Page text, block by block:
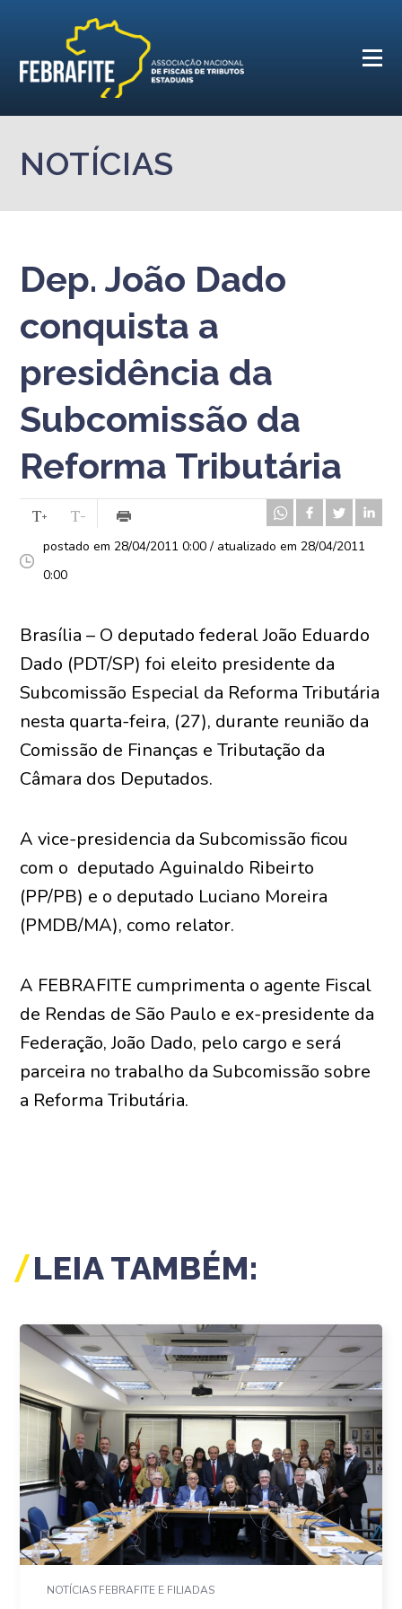
NOTÍCIAS
Dep. João Dado
conquista a
presidência da
Subcomissão da
Reforma Tributária
postado em 28/04/2011 0:00 / atualizado em 28/04/2011
0:00
Brasília – O deputado federal João Eduardo
Dado (PDT/SP) foi eleito presidente da
Subcomissão Especial da Reforma Tributária
nesta quarta-feira, (27), durante reunião da
Comissão de Finanças e Tributação da
Câmara dos Deputados.
A vice-presidencia da Subcomissão ficou
com o deputado Aguinaldo Ribeirto
(PP/PB) e o deputado Luciano Moreira
(PMDB/MA), como relator.
A FEBRAFITE cumprimenta o agente Fiscal
de Rendas de São Paulo e ex-presidente da
Federação, João Dado, pelo cargo e será
parceira no trabalho da Subcomissão sobre
a Reforma Tributária.
LEIA TAMBÉM:
NOTÍCIAS FEBRAFITE E FILIADAS